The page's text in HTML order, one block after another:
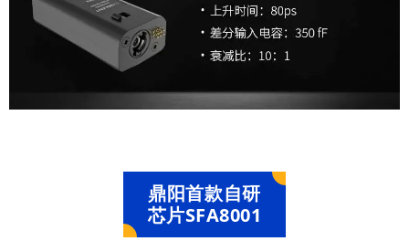
文
字
，
及
作
文
字
，
及
板
景
可
以
可
鼎阳首款自研
芯片SFA8001